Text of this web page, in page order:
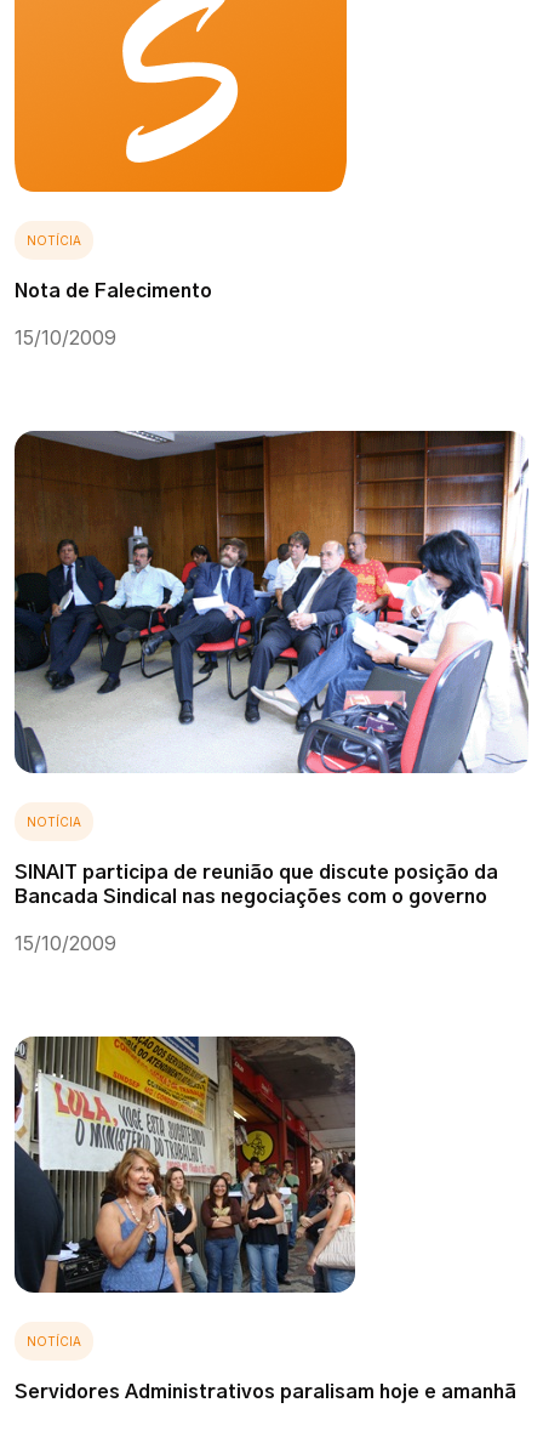
NOTÍCIA
Nota de Falecimento
15/10/2009
NOTÍCIA
SINAIT participa de reunião que discute posição da
Bancada Sindical nas negociações com o governo
15/10/2009
NOTÍCIA
Servidores Administrativos paralisam hoje e amanhã